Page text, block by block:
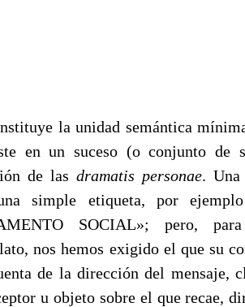
la unidad semántica
en un suceso (o conjunto de
de las dramatis personae. Una
simple etiqueta, por
SOCIAL»; pero,
nos hemos exigido el que su
de la dirección del mensaje,
u objeto sobre el que recae,